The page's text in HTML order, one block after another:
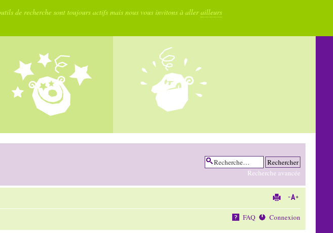
de recherche sont toujours actifs mais nous vous invitons à allerailleurs
Recherche avancée
FAQ Connexion